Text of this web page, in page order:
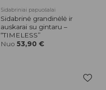
Sidabriniai papuošalai
Sidabrinė grandinėlė ir
auskarai su gintaru –
“TIMELESS”
Nuo 53,90 €